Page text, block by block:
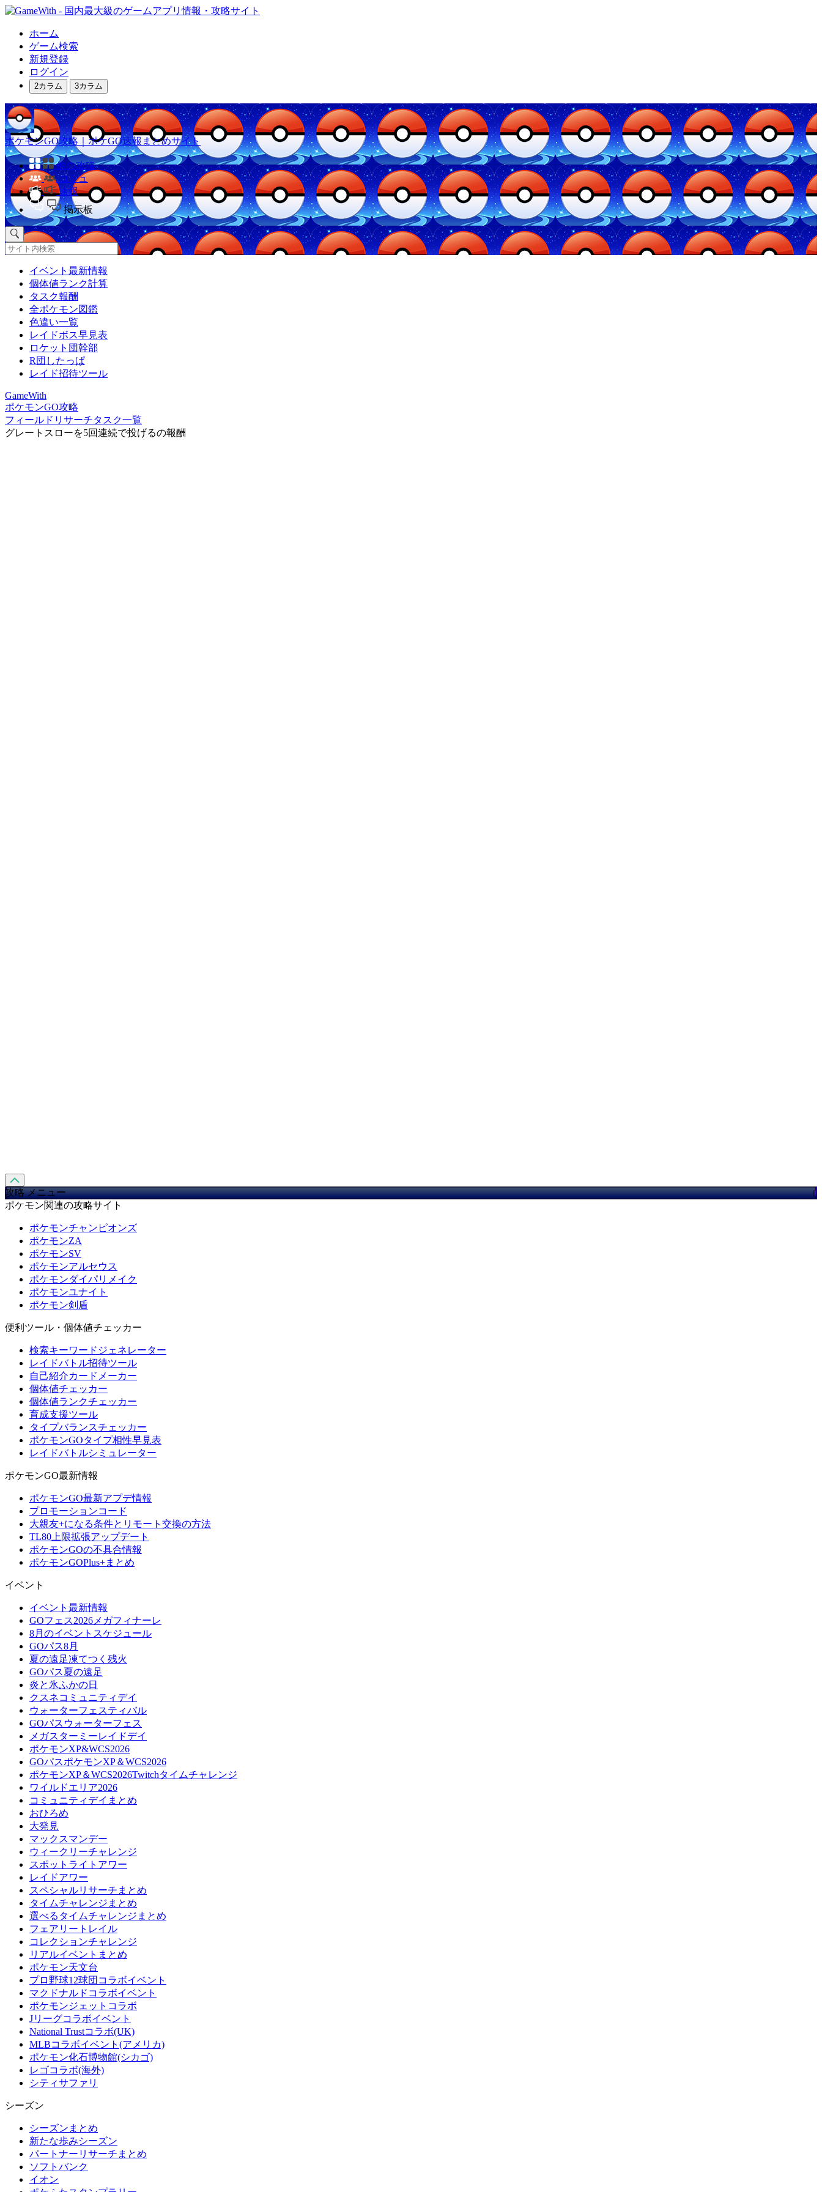
ホーム
ゲーム検索
新規登録
ログイン
2カラム 3カラム
ポケモンGO攻略｜ポケGO速報まとめサイト
他の攻略
コミュ
速報
掲示板
イベント最新情報
個体値ランク計算
タスク報酬
全ポケモン図鑑
色違い一覧
レイドボス早見表
ロケット団幹部
R団したっぱ
レイド招待ツール
GameWith
ポケモンGO攻略
フィールドリサーチタスク一覧
グレートスローを5回連続で投げるの報酬
攻略 メニュー
ポケモン関連の攻略サイト
ポケモンチャンピオンズ
ポケモンZA
ポケモンSV
ポケモンアルセウス
ポケモンダイパリメイク
ポケモンユナイト
ポケモン剣盾
便利ツール・個体値チェッカー
検索キーワードジェネレーター
レイドバトル招待ツール
自己紹介カードメーカー
個体値チェッカー
個体値ランクチェッカー
育成支援ツール
タイプバランスチェッカー
ポケモンGOタイプ相性早見表
レイドバトルシミュレーター
ポケモンGO最新情報
ポケモンGO最新アプデ情報
プロモーションコード
大親友+になる条件とリモート交換の方法
TL80上限拡張アップデート
ポケモンGOの不具合情報
ポケモンGOPlus+まとめ
イベント
イベント最新情報
GOフェス2026メガフィナーレ
8月のイベントスケジュール
GOパス8月
夏の遠足凍てつく残火
GOパス夏の遠足
炎と氷ふかの日
クスネコミュニティデイ
ウォーターフェスティバル
GOパスウォーターフェス
メガスターミーレイドデイ
ポケモンXP&WCS2026
GOパスポケモンXP＆WCS2026
ポケモンXP＆WCS2026Twitchタイムチャレンジ
ワイルドエリア2026
コミュニティデイまとめ
おひろめ
大発見
マックスマンデー
ウィークリーチャレンジ
スポットライトアワー
レイドアワー
スペシャルリサーチまとめ
タイムチャレンジまとめ
選べるタイムチャレンジまとめ
フェアリートレイル
コレクションチャレンジ
リアルイベントまとめ
ポケモン天文台
プロ野球12球団コラボイベント
マクドナルドコラボイベント
ポケモンジェットコラボ
Jリーグコラボイベント
National Trustコラボ(UK)
MLBコラボイベント(アメリカ)
ポケモン化石博物館(シカゴ)
レゴコラボ(海外)
シティサファリ
シーズン
シーズンまとめ
新たな歩みシーズン
パートナーリサーチまとめ
ソフトバンク
イオン